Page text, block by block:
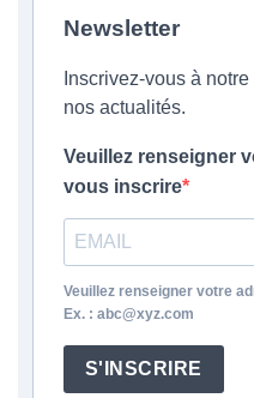
Newsletter
Inscrivez-vous à
nos actualités.
Veuillez renseigner
vous inscrire
Veuillez renseigner votre
Ex. : abc@xyz.com
S'INSCRIRE